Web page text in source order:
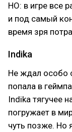
НО: в игре все
и под самый
время зря
Indika
Не ждал особо
попала в
Indika тягучее
погружает в
чуть позже. Но